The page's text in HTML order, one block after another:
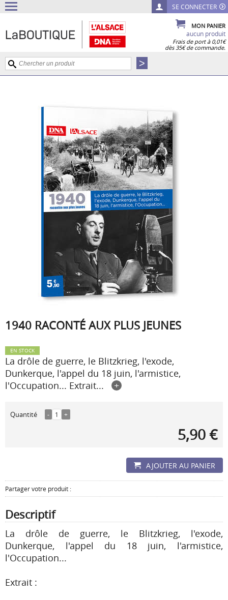
SE CONNECTER
MON PANIER
aucun produit
Frais de port à 0,01€
dès 35€ de commande.
1940 RACONTÉ AUX PLUS JEUNES
EN STOCK
La drôle de guerre, le Blitzkrieg, l'exode,
Dunkerque, l'appel du 18 juin, l'armistice,
l'Occupation... Extrait...
+
Quantité - 1 +
5,90 €
AJOUTER AU PANIER
Partager votre produit :
Descriptif
La drôle de guerre, le Blitzkrieg, l'exode,
Dunkerque, l'appel du 18 juin, l'armistice,
l'Occupation...
Extrait :